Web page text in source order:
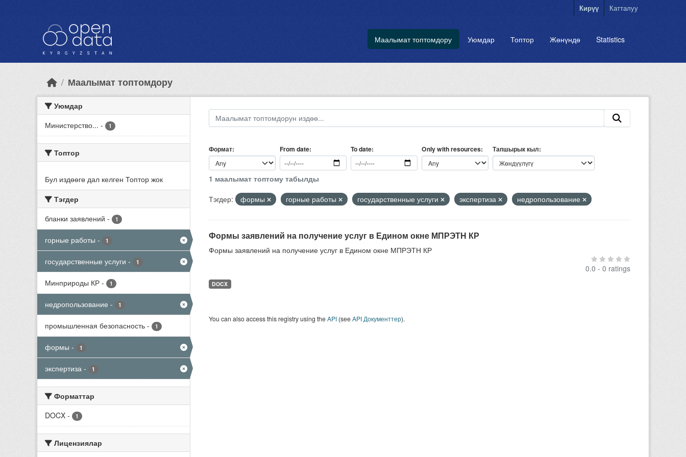
Кирүү Катталуу
Маалымат топтомдору Уюмдар Топтор Жөнүндө Statistics
Маалымат топтомдору
Уюмдар
Министерство... - 1
Топтор
Бул издөөгө дал келген Топтор жок
Тэгдер
бланки заявлений - 1
горные работы - 1
государственные услуги - 1
Минприроды КР - 1
недропользование - 1
промышленная безопасность - 1
формы - 1
экспертиза - 1
Форматтар
DOCX - 1
Лицензиялар
Формат From date To date Only with resources Тапшырык кыл
1 маалымат топтому табылды
Тэгдер:
формы горные работы государственные услуги экспертиза недропользование
Формы заявлений на получение услуг в Едином окне МПРЭТН КР
Формы заявлений на получение услуг в Едином окне МПРЭТН КР
0.0 - 0 ratings
DOCX
You can also access this registry using theAPI(seeAPI Документтер).